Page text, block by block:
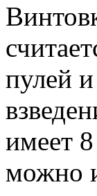
пулей
имеет
можно